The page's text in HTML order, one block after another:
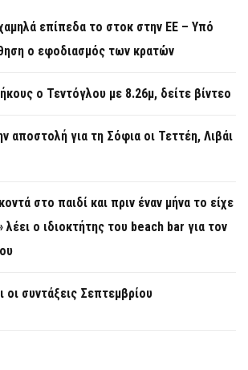
επίπεδα το στοκ στην ΕΕ – Υπό
ο εφοδιασμός των κρατών
ο Τεντόγλου με 8.26μ, δείτε βίντεο
αποστολή για τη Σόφια οι Τεττέη, Λιβάι
στο παιδί και πριν έναν μήνα το είχε
λέει ο ιδιοκτήτης του beach bar για τον
συντάξεις Σεπτεμβρίου